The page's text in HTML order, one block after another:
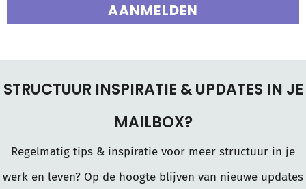
AANMELDEN
STRUCTUUR INSPIRATIE & UPDATES IN JE
MAILBOX?
Regelmatig tips & inspiratie voor meer structuur in je
werk en leven? Op de hoogte blijven van nieuwe updates